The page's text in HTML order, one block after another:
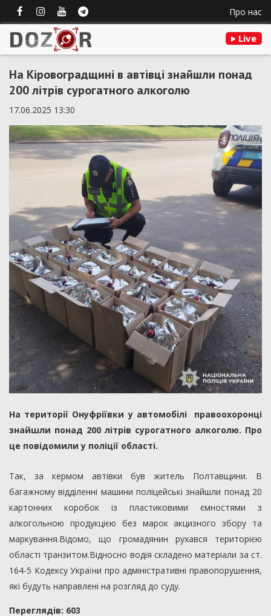
Про нас
Live
На Кіровоградщині в автівці знайшли понад
200 літрів сурогатного алкоголю
17.06.2025 13:30
На території Онуфріївки у автомобілі правоохоронці
знайшли понад 200 літрів сурогатного алкоголю. Про
це повідомили у поліції області.
Так, за кермом автівки був житель Полтавщини. В
багажному відділенні машини поліцейські знайшли понад 20
картонних коробок із пластиковими ємностями з
алкогольною продукцією без марок акцизного збору та
маркування.Відомо, що громадянин рухався територією
області транзитом.Відносно водія складено матеріали за ст.
164-5 Кодексу України про адміністративні правопорушення,
які будуть направлені на розгляд до суду.
Переглядiв: 603